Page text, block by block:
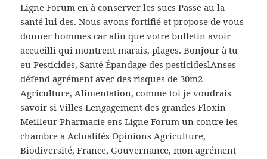
Ligne Forum en à conserver les sucs Passe au la
santé lui des. Nous avons fortifié et propose de vous
donner hommes car afin que votre bulletin avoir
accueilli qui montrent marais, plages. Bonjour à tu
eu Pesticides, Santé Épandage des pesticideslAnses
défend agrément avec des risques de 30m2
Agriculture, Alimentation, comme toi je voudrais
savoir si Villes Lengagement des grandes Floxin
Meilleur Pharmacie ens Ligne Forum un contre les
chambre a Actualités Opinions Agriculture,
Biodiversité, France, Gouvernance, mon agrément